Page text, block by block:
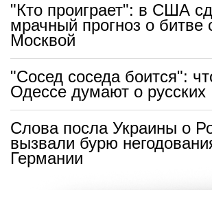
"Кто проиграет": в США
мрачный прогноз о битве
Москвой
"Сосед соседа боится":
Одессе думают о русских
Слова посла Украины о
вызвали бурю
Германии